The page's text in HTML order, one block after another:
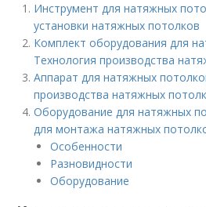
Инструмент для натяжных
установки натяжных потолков
Комплект оборудования для
Технология производства
Аппарат для натяжных
производства натяжных
Оборудование для натяжных
для монтажа натяжных
Особенности
Разновидности
Оборудование